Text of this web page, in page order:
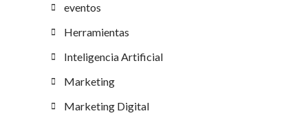
eventos
Herramientas
Inteligencia Artificial
Marketing
Marketing Digital